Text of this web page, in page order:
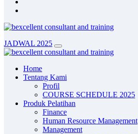
JADWAL 2025
Home
Tentang Kami
Profil
COURSE SCHEDULE 2025
Produk Pelatihan
Finance
Human Resource Management
Management